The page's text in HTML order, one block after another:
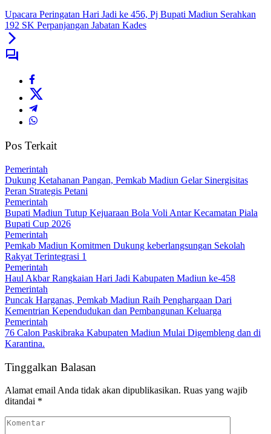
Upacara Peringatan Hari Jadi ke 456, Pj Bupati Madiun Serahkan
192 SK Perpanjangan Jabatan Kades
Pos Terkait
Pemerintah
Dukung Ketahanan Pangan, Pemkab Madiun Gelar Sinergisitas
Peran Strategis Petani
Pemerintah
Bupati Madiun Tutup Kejuaraan Bola Voli Antar Kecamatan Piala
Bupati Cup 2026
Pemerintah
Pemkab Madiun Komitmen Dukung keberlangsungan Sekolah
Rakyat Terintegrasi 1
Pemerintah
Haul Akbar Rangkaian Hari Jadi Kabupaten Madiun ke-458
Pemerintah
Puncak Harganas, Pemkab Madiun Raih Penghargaan Dari
Kementrian Kependudukan dan Pembangunan Keluarga
Pemerintah
76 Calon Paskibraka Kabupaten Madiun Mulai Digembleng dan di
Karantina.
Tinggalkan Balasan
Alamat email Anda tidak akan dipublikasikan. Ruas yang wajib
ditandai *